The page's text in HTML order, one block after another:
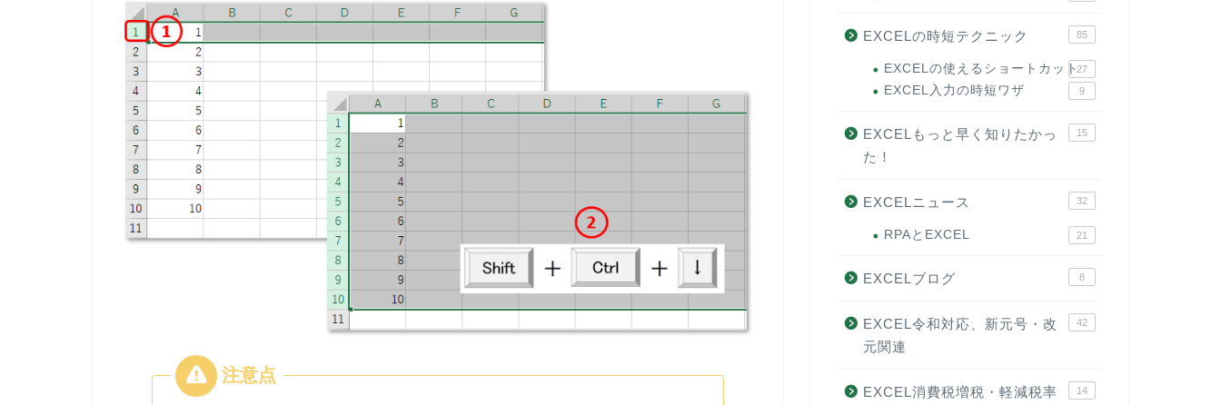
EXCELの時短テクニック 85
EXCELの使えるショートカット27
EXCEL入力の時短ワザ 9
EXCELもっと早く知りたかっ
た！
15
EXCELニュース 32
RPAとEXCEL 21
EXCELブログ 8
EXCEL令和対応、新元号・改
元関連
42
EXCEL消費税増税・軽減税率
14